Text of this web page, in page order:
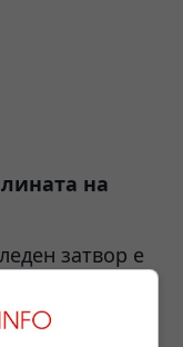
на
затвор е
че